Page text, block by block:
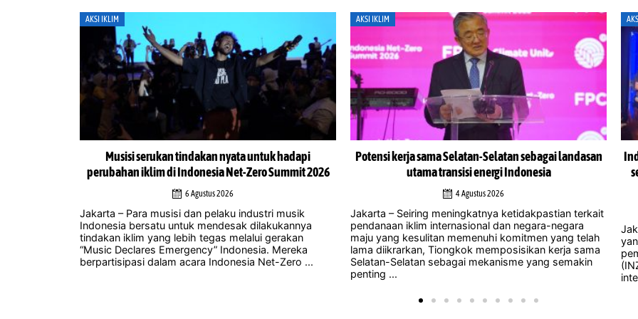
AKSI IKLIM
Potensi kerja sama Selatan-Selatan sebagai landasan
utama transisi energi Indonesia
4 Agustus 2026
Jakarta – Seiring meningkatnya ketidakpastian terkait
pendanaan iklim internasional dan negara-negara
maju yang kesulitan memenuhi komitmen yang telah
lama diikrarkan, Tiongkok memposisikan kerja sama
Selatan-Selatan sebagai mekanisme yang semakin
AKSI IKLIM
Indonesia Net-Zero Summit 2026 desak tindakan iklim
segera, para pemimpin peringatkan peluang untuk
cegah bencana semakin menipis
1 Agustus 2026
Jakarta — Seruan untuk mengambil tindakan iklim
yang lebih tegas dan mendesak mendominasi
pembahasan dalam Indonesia Net-Zero Summit
(INZS) 2026, di mana para pemimpin nasional dan
internasional memperingatkan bahwa menunda ...
di